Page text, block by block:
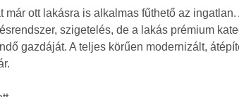
ott lakásra is alkalmas fűthető az
szigetelés, de a lakás prémium
gazdáját. A teljes körűen modernizált,